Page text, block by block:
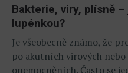
Bakterie, viry, plísně
lupénkou?
Je všeobecně známo, že
po akutních virových
onemocněních. Často se